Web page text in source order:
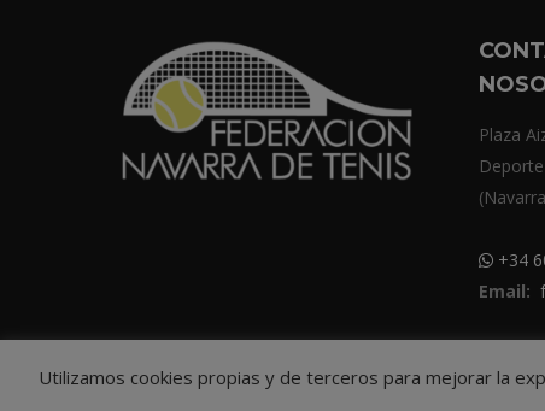
Plaza
Deporte
+34
Email:
Utilizamos cookies propias y de terceros para mejorar la